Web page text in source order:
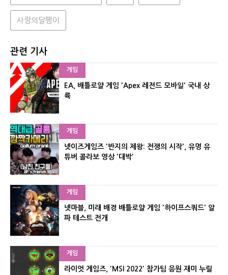
사랑의달팽이
관련 기사
게임
EA, 배틀로얄 게임 'Apex 레전드 모바일' 국내 상
륙
게임
넷이즈게임즈 '반지의 제왕: 전쟁의 시작', 유명 유
튜버 콜라보 영상 '대박'
게임
넷마블, 미래 배경 배틀로얄 게임 '하이프스쿼드' 알
파 테스트 전개
게임
라이엇 게임즈, 'MSI 2022' 참가팀 응원 재미 누릴